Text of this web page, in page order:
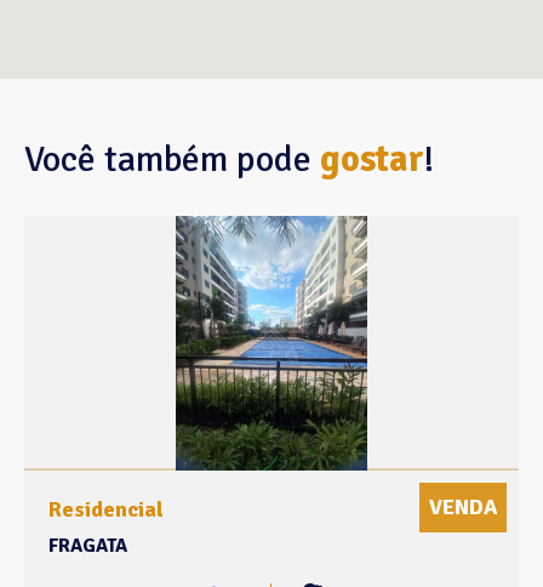
Você também pode gostar!
Residencial VENDA
FRAGATA